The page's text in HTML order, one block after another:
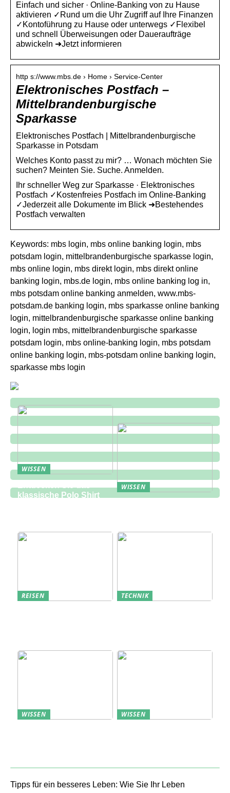
Einfach und sicher · Online-Banking von zu Hause
aktivieren ✓Rund um die Uhr Zugriff auf Ihre Finanzen
✓Kontoführung zu Hause oder unterwegs ✓Flexibel
und schnell Überweisungen oder Daueraufträge
abwickeln ➜Jetzt informieren
http s://www.mbs.de › Home › Service-Center
Elektronisches Postfach –
Mittelbrandenburgische
Sparkasse
Elektronisches Postfach | Mittelbrandenburgische
Sparkasse in Potsdam
Welches Konto passt zu mir? … Wonach möchten Sie
suchen? Meinten Sie. Suche. Anmelden.
Ihr schneller Weg zur Sparkasse · Elektronisches
Postfach ✓Kostenfreies Postfach im Online-Banking
✓Jederzeit alle Dokumente im Blick ➜Bestehendes
Postfach verwalten
Keywords: mbs login, mbs online banking login, mbs
potsdam login, mittelbrandenburgische sparkasse login,
mbs online login, mbs direkt login, mbs direkt online
banking login, mbs.de login, mbs online banking log in,
mbs potsdam online banking anmelden, www.mbs-
potsdam.de banking login, mbs sparkasse online banking
login, mittelbrandenburgische sparkasse online banking
login, login mbs, mittelbrandenburgische sparkasse
potsdam login, mbs online-banking login, mbs potsdam
online banking login, mbs-potsdam online banking login,
sparkasse mbs login
WISSEN
klassische Polo Shirt
WISSEN
REISEN
TECHNIK
WISSEN
WISSEN
Tipps für ein besseres Leben: Wie Sie Ihr Leben